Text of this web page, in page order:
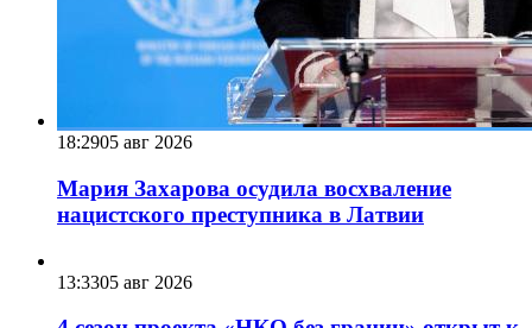
18:2905 авг 2026
Мария Захарова осудила восхваление
нацистского преступника в Латвии
13:3305 авг 2026